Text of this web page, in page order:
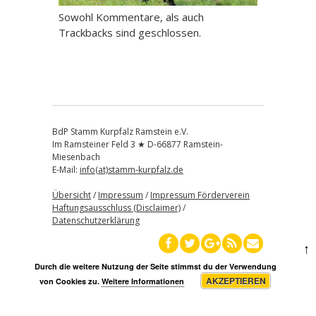
Sowohl Kommentare, als auch
Trackbacks sind geschlossen.
BdP Stamm Kurpfalz Ramstein e.V.
Im Ramsteiner Feld 3 ★ D-66877 Ramstein-
Miesenbach
E-Mail: info(at)stamm-kurpfalz.de
Übersicht/ Impressum / Impressum Förderverein
Haftungsausschluss (Disclaimer)/
Datenschutzerklärung
↑
Durch die weitere Nutzung der Seite stimmst du der Verwendung
von Cookies zu.Weitere Informationen AKZEPTIEREN